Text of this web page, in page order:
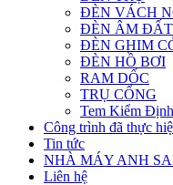
ĐÈN VÁCH
ĐÈN ÂM ĐẤT
ĐÈN GHIM
ĐÈN HỒ BƠI
RAM DỐC
TRỤ CỔNG
Tem Kiểm Định
Công trình đã thực
Tin tức
NHÀ MÁY ANH
Liên hệ